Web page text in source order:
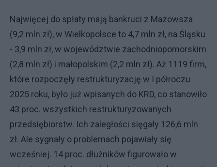
Najwięcej do spłaty mają bankruci z Mazowsza
(9,2 mln zł), w Wielkopolsce to 4,7 mln zł, na Śląsku
- 3,9 mln zł, w województwie zachodniopomorskim
(2,8 mln zł) i małopolskim (2,2 mln zł). Aż 1119 firm,
które rozpoczęły restrukturyzację w I półroczu
2025 roku, było już wpisanych do KRD, co stanowiło
43 proc. wszystkich restrukturyzowanych
przedsiębiorstw. Ich zaległości sięgały 126,6 mln
zł. Ale sygnały o problemach pojawiały się
wcześniej. 14 proc. dłużników figurowało w